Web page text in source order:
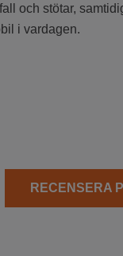
och stötar,
i vardagen.
RECENSERA